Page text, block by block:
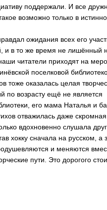
поддержали. И все
возможно только в истинно
ожидания всех его
и в то же время не лишённый
читатели приходят на
поселковой
тоже оказалась целая
по возрасту ещё не является
его мама Наталья и
отважилась даже скромная
вдохновенно слушала
хокку сначала на русском, а
и меняются
пути. Это дорогого